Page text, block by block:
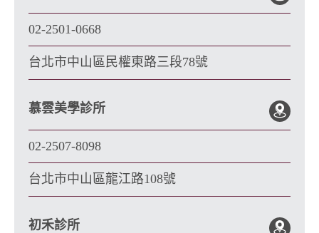
02-2501-0668
台北市中山區民權東路三段78號
慕雲美學診所
02-2507-8098
台北市中山區龍江路108號
初禾診所